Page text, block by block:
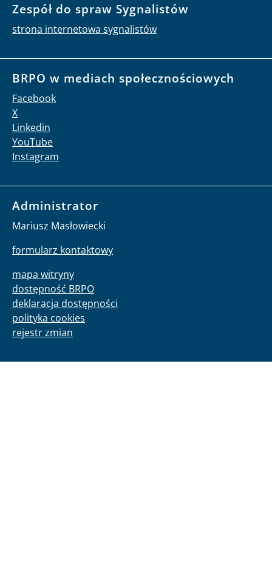
Zespół do spraw Sygnalistów
strona internetowa sygnalistów
BRPO w mediach społecznościowych
Facebook
X
Linkedin
YouTube
Instagram
Administrator
Mariusz Masłowiecki
formularz kontaktowy
mapa witryny
dostępność BRPO
deklaracja dostępności
polityka cookies
rejestr zmian